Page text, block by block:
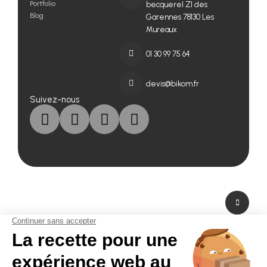
Portfolio
Blog
becquerel ZI des
Garennes 78130 Les
Mureaux
01 30 99 75 64
devis@bikom.fr
Suivez-nous
A propos de nous
Fabricant de PLV en carton et fabricant de stand modulaire, Bikom est situé